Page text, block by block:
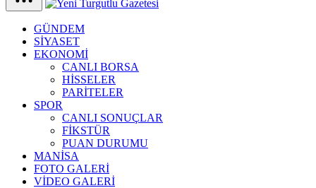
GÜNDEM
SİYASET
EKONOMİ
CANLI BORSA
HİSSELER
PARİTELER
SPOR
CANLI SONUÇLAR
FİKSTÜR
PUAN DURUMU
MANİSA
FOTO GALERİ
VİDEO GALERİ